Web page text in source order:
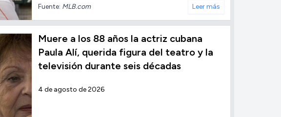
Fuente: MLB.com Leer más
Muere a los 88 años la actriz cubana
Paula Alí, querida figura del teatro y la
televisión durante seis décadas
4 de agosto de 2026